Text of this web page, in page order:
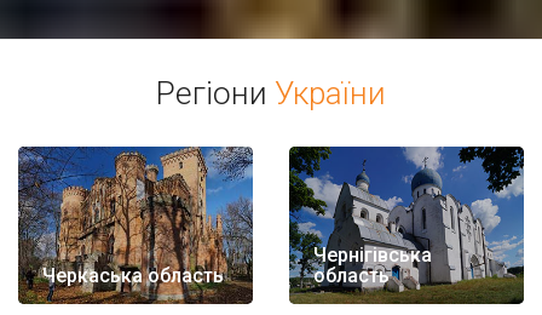
Регіони України
Черкаська область
Чернігівська
область